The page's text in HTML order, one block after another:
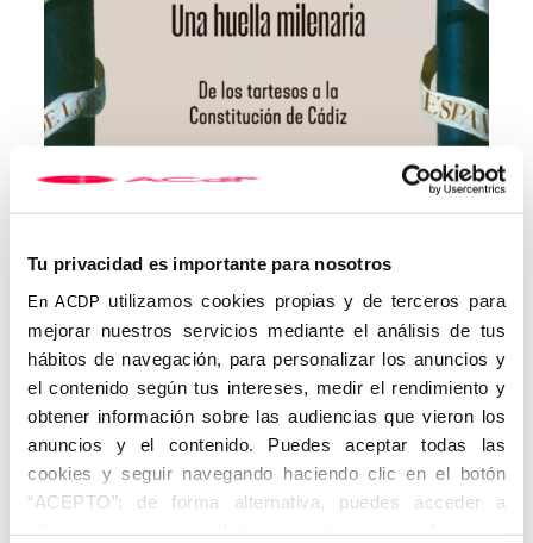
Tu privacidad es importante para nosotros
En ACDP utilizamos cookies propias y de terceros para
mejorar nuestros servicios mediante el análisis de tus
hábitos de navegación, para personalizar los anuncios y
el contenido según tus intereses, medir el rendimiento y
obtener información sobre las audiencias que vieron los
anuncios y el contenido. Puedes aceptar todas las
cookies y seguir navegando haciendo clic en el botón
“ACEPTO”; de forma alternativa, puedes acceder a
información más detallada y cambiar tus preferencias
Portada de Historia de la nación española, de Rafael Sánchez
Tres momentos críticos en la
historia de España
A lo largo de su intervención, Sánchez Saus abordó tres
periodos clave que explican las dificultades que han jalonado la
lainvasión musulmana del siglo VIII, que “fragmentó la
península en múltiples focos cristianos, generando identidades
particulares que luego chocarían con la unidad”. Más tarde,